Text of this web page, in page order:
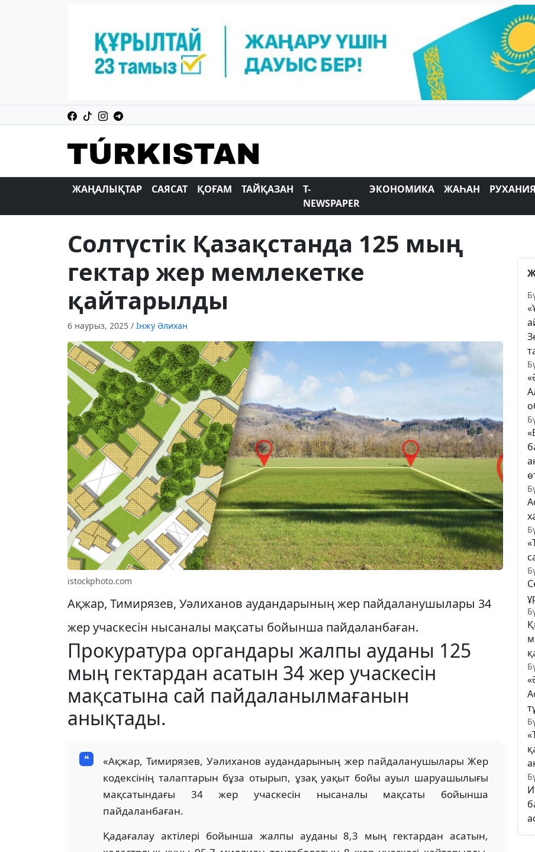
ЖАҢАЛЫҚТАР САЯСАТ ҚОҒАМ ТАЙҚАЗАН
T-
NEWSPAPER
ЭКОНОМИКА ЖАҺАН
Солтүстік Қазақстанда 125 мың
гектар жер мемлекетке
қайтарылды
6 наурыз, 2025 / Інжу Әлихан
istockphoto.com
Ақжар, Тимирязев, Уәлиханов аудандарының жер пайдаланушылары 34
жер учаскесін нысаналы мақсаты бойынша пайдаланбаған.
Прокуратура органдары жалпы ауданы 125
мың гектардан асатын 34 жер учаскесін
мақсатына сай пайдаланылмағанын
анықтады.
«Ақжар, Тимирязев, Уәлиханов аудандарының жер пайдаланушылары Жер
кодексінің талаптарын бұза отырып, ұзақ уақыт бойы ауыл шаруашылығы
мақсатындағы 34 жер учаскесін нысаналы мақсаты бойынша
пайдаланбаған.
Қадағалау актілері бойынша жалпы ауданы 8,3 мың гектардан асатын,